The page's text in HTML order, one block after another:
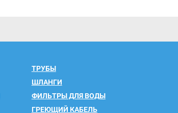
ТРУБЫ
ШЛАНГИ
ФИЛЬТРЫ ДЛЯ ВОДЫ
ГРЕЮЩИЙ КАБЕЛЬ